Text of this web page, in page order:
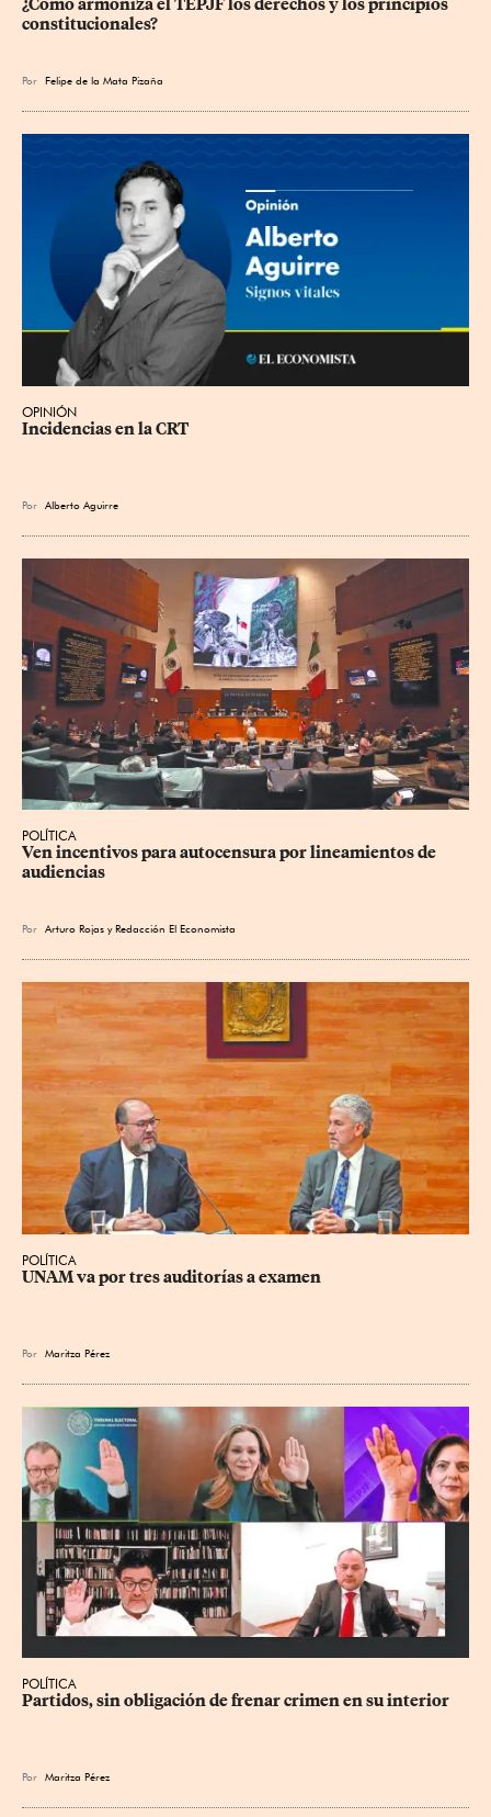
¿Cómo armoniza el TEPJF los derechos y los principios
constitucionales?
Por Felipe de la Mata Pizaña
OPINIÓN
Incidencias en la CRT
Por Alberto Aguirre
POLÍTICA
Ven incentivos para autocensura por lineamientos de
audiencias
Por Arturo Rojas yRedacción El Economista
POLÍTICA
UNAM va por tres auditorías a examen
Por Maritza Pérez
POLÍTICA
Partidos, sin obligación de frenar crimen en su interior
Por Maritza Pérez